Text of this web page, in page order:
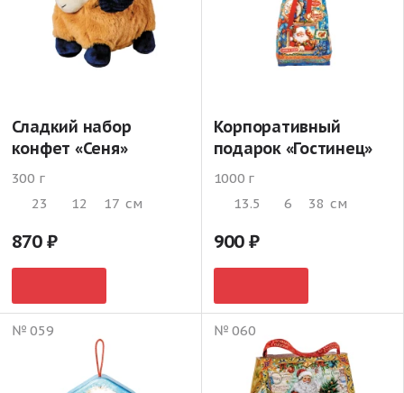
Сладкий набор
конфет «Сеня»
300 г
23
12 17 см
870
Корпоративный
подарок «Гостинец»
1000 г
13.5
6 38 см
900
№ 059 № 060